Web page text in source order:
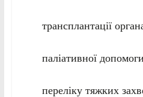
трансплантації
паліативної
переліку тяжких